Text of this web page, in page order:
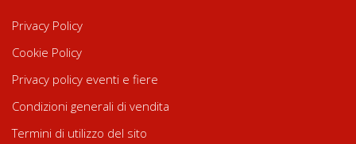
Privacy Policy
Cookie Policy
Privacy policy eventi e fiere
Condizioni generali di vendita
Termini di utilizzo del sito